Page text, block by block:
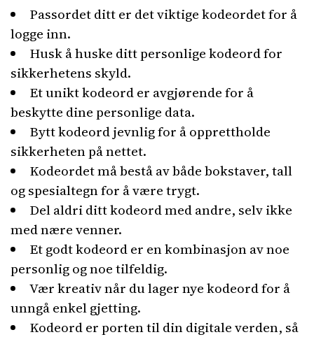
Passordet ditt er det viktige kodeordet for å
logge inn.
Husk å huske ditt personlige kodeord for
sikkerhetens skyld.
Et unikt kodeord er avgjørende for å
beskytte dine personlige data.
Bytt kodeord jevnlig for å opprettholde
sikkerheten på nettet.
Kodeordet må bestå av både bokstaver, tall
og spesialtegn for å være trygt.
Del aldri ditt kodeord med andre, selv ikke
med nære venner.
Et godt kodeord er en kombinasjon av noe
personlig og noe tilfeldig.
Vær kreativ når du lager nye kodeord for å
unngå enkel gjetting.
Kodeord er porten til din digitale verden, så